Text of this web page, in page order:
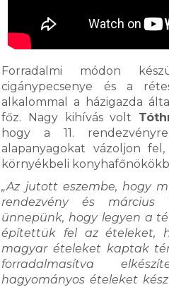
Forradalmi módon
cigánypecsenye és a
alkalommal a házigazda
főz. Nagy kihívás volt
hogy a 11.
alapanyagokat vázoljon
környékbeli
„Az jutott eszembe, hogy
rendezvény és
ünnepünk, hogy legyen a
építettük fel az ételeket,
magyar ételeket kaptak
forradalmasítva
hagyományos ételeket